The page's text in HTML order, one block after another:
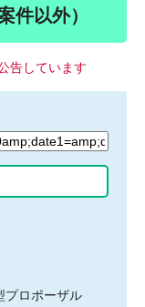
件以外）
告しています
プロポーザル